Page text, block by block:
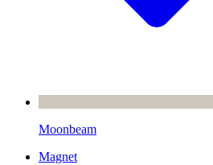
Moonbeam
Magnet